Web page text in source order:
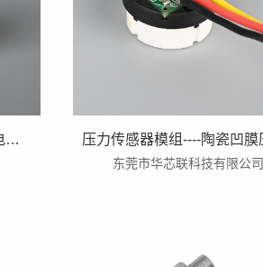
压力传感器芯体---凹膜陶瓷电阻压力芯体 （四边焊盘型）
东莞市华芯联科技有限公司